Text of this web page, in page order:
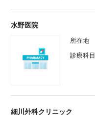
水野医院
所在地
診療科目
細川外科クリニック